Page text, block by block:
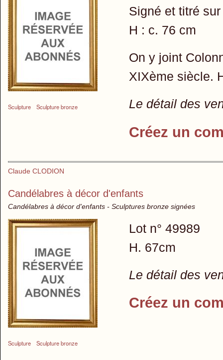
Sculpture Sculpture bronze
Signé et titré
H : c. 76 cm
On y joint
XIXème siècle.
Le détail des
Créez un
Claude CLODION
Candélabres à décor d'enfants
Candélabres à décor d'enfants - Sculptures bronze signées
Sculpture Sculpture bronze
Lot n° 49989
H. 67cm
Le détail des
Créez un